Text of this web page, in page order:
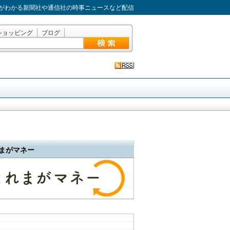
わかる新聞社や通信社の時事ニュースなど配信
ョッピング ブログ
がマネー